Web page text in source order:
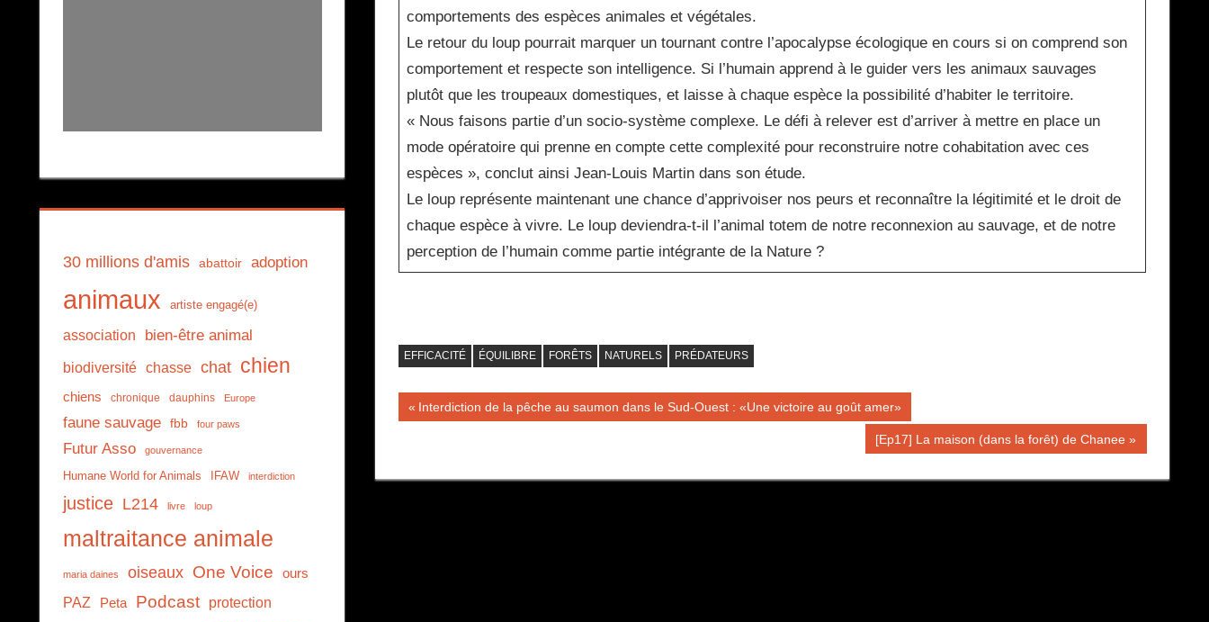
comportements des espèces animales et végétales.
Le retour du loup pourrait marquer un tournant contre l’apocalypse écologique en cours si on comprend son
comportement et respecte son intelligence. Si l’humain apprend à le guider vers les animaux sauvages
plutôt que les troupeaux domestiques, et laisse à chaque espèce la possibilité d’habiter le territoire.
« Nous faisons partie d’un socio-système complexe. Le défi à relever est d’arriver à mettre en place un
mode opératoire qui prenne en compte cette complexité pour reconstruire notre cohabitation avec ces
espèces », conclut ainsi Jean-Louis Martin dans son étude.
Le loup représente maintenant une chance d’apprivoiser nos peurs et reconnaître la légitimité et le droit de
chaque espèce à vivre. Le loup deviendra-t-il l’animal totem de notre reconnexion au sauvage, et de notre
perception de l’humain comme partie intégrante de la Nature ?
EFFICACITÉ ÉQUILIBRE FORÊTS NATURELS PRÉDATEURS
Navigation
l’article
Publication
Interdiction de la pêche au saumon dans le Sud-Ouest : «Une victoire au goût amer»
Publication
[Ep17] La maison (dans la forêt) de Chanee
30 millions d'amis abattoir adoption
animaux artiste engagé(e)
association bien-être animal
biodiversité chasse chat chien
chiens chronique dauphins Europe
faune sauvage fbb four paws
Futur Asso gouvernance
Humane World for Animals IFAW interdiction
justice L214 livre loup
maltraitance animale
maria daines oiseaux One Voice ours
PAZ Peta Podcast protection